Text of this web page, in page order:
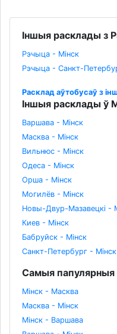
Іншыя расклады з
Рэчыца - Мінск
Рэчыца - Санкт-
Расклад аўтобусаў з
Іншыя расклады ў
Варшава - Мінск
Масква - Мінск
Вильнюс - Мінск
Одеса - Мінск
Орша - Мінск
Могилёв - Мінск
Новы-Двур-Мазавецкі -
Киев - Мінск
Бабруйск - Мінск
Санкт-Петербург - Мінск
Самыя
Мінск - Масква
Масква - Мінск
Мінск - Варшава